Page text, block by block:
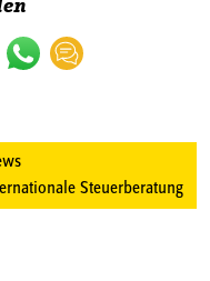
Steuerberatung